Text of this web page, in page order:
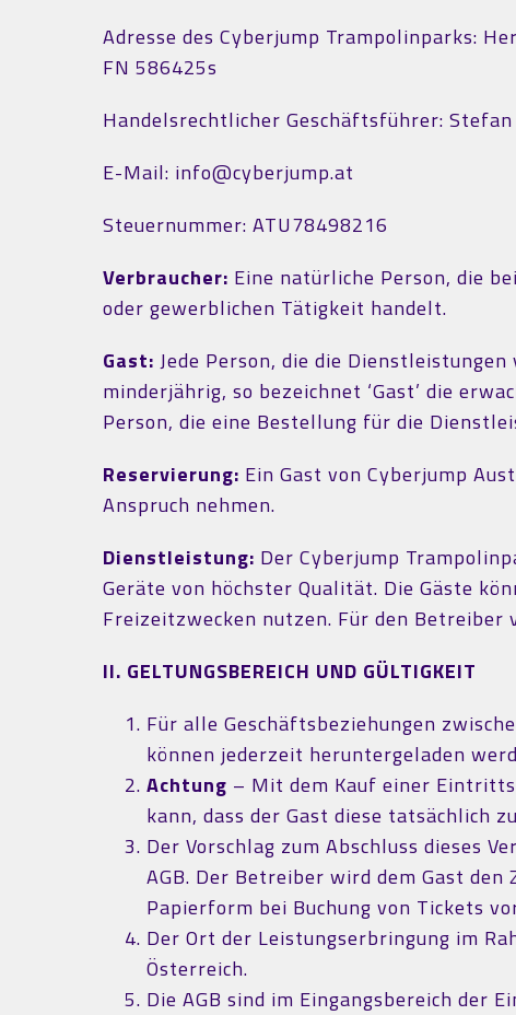
Adresse des Cyberjump Trampolinparks:
FN 586425s
Handelsrechtlicher Geschäftsführer:
E-Mail: info@cyberjump.at
Steuernummer: ATU78498216
Verbraucher: Eine natürliche Person, die
oder gewerblichen Tätigkeit handelt.
Gast: Jede Person, die die
minderjährig, so bezeichnet ‘Gast’ die
Person, die eine Bestellung für die
Reservierung: Ein Gast von Cyberjump
Anspruch nehmen.
Dienstleistung: Der Cyberjump
Geräte von höchster Qualität. Die Gäste
Freizeitzwecken nutzen. Für den Betreiber
II. GELTUNGSBEREICH UND GÜLTIGKEIT
Für alle Geschäftsbeziehungen
können jederzeit heruntergeladen
Achtung – Mit dem Kauf einer
kann, dass der Gast diese tatsächlich
Der Vorschlag zum Abschluss dieses
AGB. Der Betreiber wird dem Gast
Papierform bei Buchung von Tickets
Der Ort der Leistungserbringung im
Österreich.
Die AGB sind im Eingangsbereich der